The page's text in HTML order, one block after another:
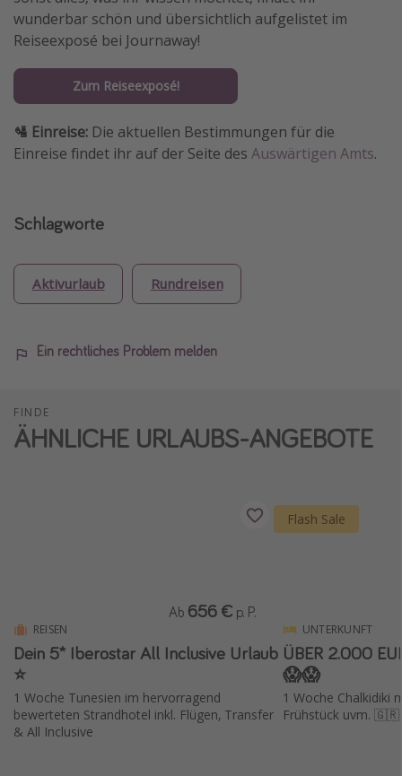
wunderbar schön und übersichtlich aufgelistet im
Reiseexposé bei Journaway!
Zum Reiseexposé!
🛂 Einreise: Die aktuellen Bestimmungen für die
Einreise findet ihr auf der Seite des Auswärtigen Amts.
Schlagworte
Aktivurlaub Rundreisen
Ein rechtliches Problem melden
FINDE
ÄHNLICHE URLAUBS-ANGEBOTE
REISEN
Dein 5* Iberostar All Inclusive Urlaub
⭐️
1 Woche Tunesien im hervorragend
bewerteten Strandhotel inkl. Flügen, Transfer
& All Inclusive
Ab 656 € p. P.
Flash Sale
UNTERKUNFT
ÜBER 2.000
😱😱
1 Woche Chalkidiki
Frühstück uvm.